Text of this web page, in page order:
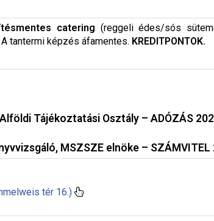
catering (reggeli édes/sós
tantermi képzés áfamentes. KREDITPONTOK.
Tájékoztatási Osztály – ADÓZÁS
MSZSZE elnöke – SZÁMVITEL
tér 16.)